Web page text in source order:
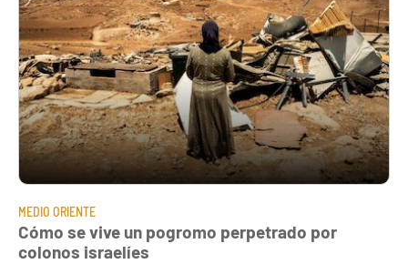
MEDIO ORIENTE
Cómo se vive un pogromo perpetrado por
colonos israelíes